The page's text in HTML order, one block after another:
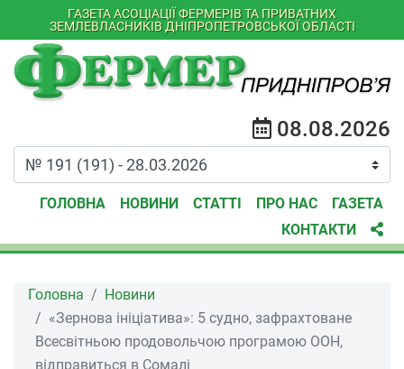
ГАЗЕТА АСОЦІАЦІЇ ФЕРМЕРІВ ТА ПРИВАТНИХ
ЗЕМЛЕВЛАСНИКІВ ДНІПРОПЕТРОВСЬКОЇ ОБЛАСТІ
08.08.2026
ГОЛОВНА НОВИНИ СТАТТІ ПРО НАС
ГАЗЕТА
КОНТАКТИ
Головна
Новини
«Зернова ініціатива»: 5 судно, зафрахтоване
Всесвітньою продовольчою програмою ООН,
відправиться в Сомалі